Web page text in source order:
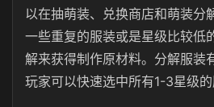
以在抽萌装、兑换商店和萌装分
一些重复的服装或是星级比较低
解来获得制作原材料。分解服装
玩家可以快速选中所有1-3星级的